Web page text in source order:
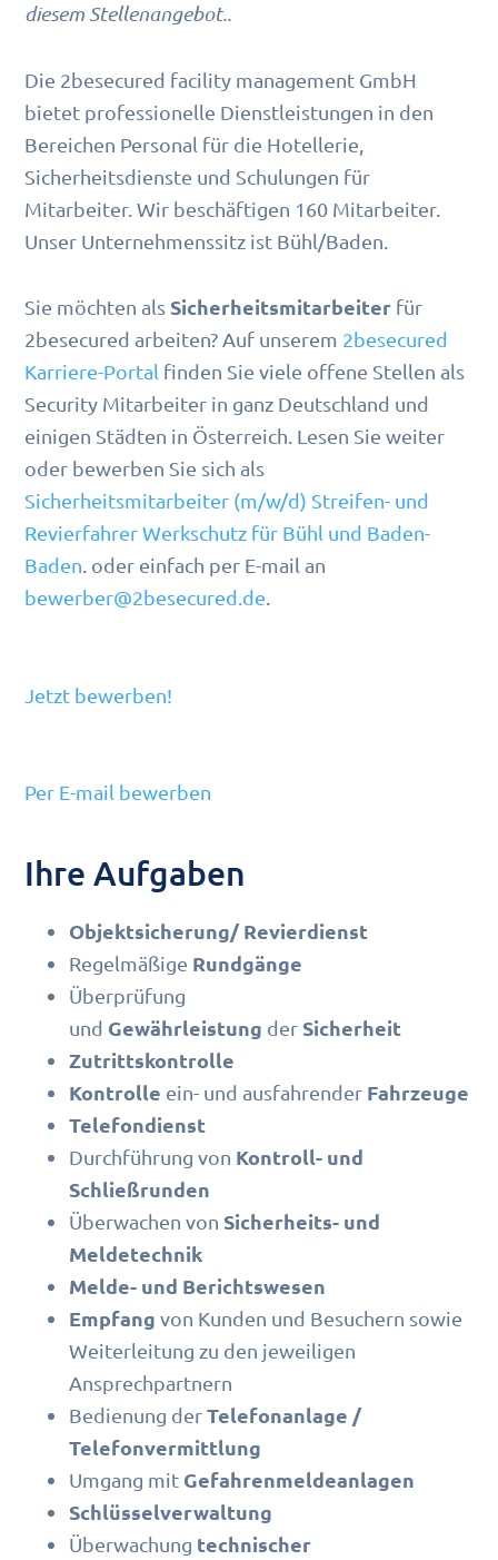
diesem Stellenangebot..
Die 2besecured facility management GmbH
bietet professionelle Dienstleistungen in den
Bereichen Personal für die Hotellerie,
Sicherheitsdienste und Schulungen für
Mitarbeiter. Wir beschäftigen 160 Mitarbeiter.
Unser Unternehmenssitz ist Bühl/Baden.
Sie möchten als Sicherheitsmitarbeiter für
2besecured arbeiten? Auf unserem 2besecured
Karriere-Portal finden Sie viele offene Stellen als
Security Mitarbeiter in ganz Deutschland und
einigen Städten in Österreich. Lesen Sie weiter
oder bewerben Sie sich als
Sicherheitsmitarbeiter (m/w/d) Streifen- und
Revierfahrer Werkschutz für Bühl und Baden-
Baden. oder einfach per E-mail an
bewerber@2besecured.de.
Jetzt bewerben!
Per E-mail bewerben
Ihre Aufgaben
Objektsicherung/ Revierdienst
Regelmäßige Rundgänge
Überprüfung
und Gewährleistung der Sicherheit
Zutrittskontrolle
Kontrolle ein- und ausfahrender Fahrzeuge
Telefondienst
Durchführung von Kontroll- und
Schließrunden
Überwachen von Sicherheits- und
Meldetechnik
Melde- und Berichtswesen
Empfangvon Kunden und Besuchern sowie
Weiterleitung zu den jeweiligen
Ansprechpartnern
Bedienung derTelefonanlage /
Telefonvermittlung
Umgang mit Gefahrenmeldeanlagen
Schlüsselverwaltung
Überwachung technischer